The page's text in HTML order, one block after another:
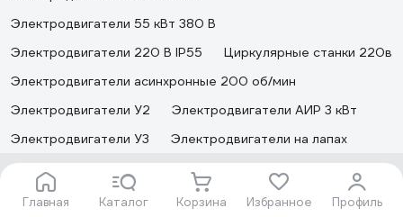
Главная Каталог Корзина Избранное Профиль
Электродвигатели 55 кВт 380 В
Электродвигатели 220 В IP55
Циркулярные станки 220в
Электродвигатели асинхронные 200 об/мин
Электродвигатели У2
Электродвигатели АИР 3 кВт
Электродвигатели У3
Электродвигатели на лапах
Подпишитесьна рассылку
и будьте в курсе!
Акции, скидки, распродажи ждут!